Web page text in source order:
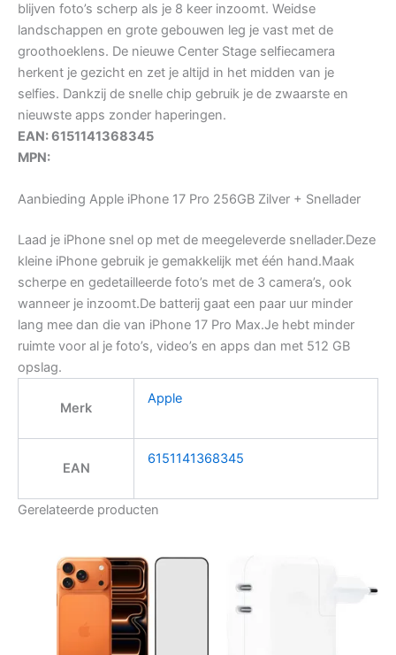
blijven foto’s scherp als je 8 keer inzoomt. Weidse
landschappen en grote gebouwen leg je vast met de
groothoeklens. De nieuwe Center Stage selfiecamera
herkent je gezicht en zet je altijd in het midden van je
selfies. Dankzij de snelle chip gebruik je de zwaarste en
nieuwste apps zonder haperingen.
EAN: 6151141368345
MPN:
Aanbieding Apple iPhone 17 Pro 256GB Zilver + Snellader
Laad je iPhone snel op met de meegeleverde snellader.Deze
kleine iPhone gebruik je gemakkelijk met één hand.Maak
scherpe en gedetailleerde foto’s met de 3 camera’s, ook
wanneer je inzoomt.De batterij gaat een paar uur minder
lang mee dan die van iPhone 17 Pro Max.Je hebt minder
ruimte voor al je foto’s, video’s en apps dan met 512 GB
opslag.
Merk
Apple
EAN
6151141368345
Gerelateerde producten